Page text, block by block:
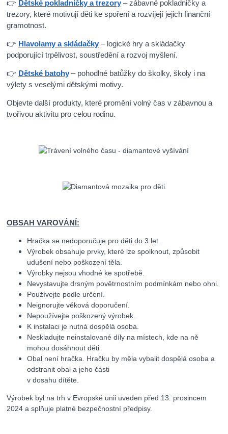
👉 Dětské pokladničky a trezory – zábavné pokladničky a
trezory, které motivují děti ke spoření a rozvíjejí jejich finanční
gramotnost.
👉 Hlavolamy a skládačky – logické hry a skládačky
podporující trpělivost, soustředění a rozvoj myšlení.
👉 Dětské batohy – pohodlné batůžky do školky, školy i na
výlety s veselými dětskými motivy.
Objevte další produkty, které promění volný čas v zábavnou a
tvořivou aktivitu pro celou rodinu.
OBSAH VAROVÁNÍ:
Hračka se nedoporučuje pro děti do 3 let.
Výrobek obsahuje prvky, které lze spolknout, způsobit
udušení nebo poškození těla.
Výrobky nejsou vhodné ke spotřebě.
Nevystavujte drsným povětrnostním podmínkám nebo ohni.
Používejte podle určení.
Neignorujte věková doporučení.
Nepoužívejte poškozený výrobek.
K instalaci je nutná dospělá osoba.
Neskladujte neinstalované díly na místech, kde na ně
mohou dosáhnout děti
Obal není hračka. Hračku by měla vybalit dospělá osoba a
odstranit obal a jeho části
v dosahu dítěte.
Výrobek byl na trh v Evropské unii uveden před 13. prosincem
2024 a splňuje platné bezpečnostní předpisy.